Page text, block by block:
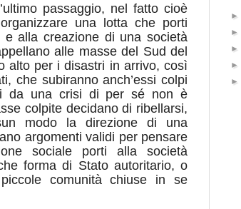
passaggio, nel fatto cioè
una lotta che porti
e alla creazione di una società
alle masse del Sud del
alto per i disastri in arrivo, così
che subiranno anch’essi colpi
da una crisi di per sé non è
colpite decidano di ribellarsi,
modo la direzione di una
argomenti validi per pensare
sociale porti alla società
forma di Stato autoritario, o
comunità chiuse in se
►
►
►
►
►